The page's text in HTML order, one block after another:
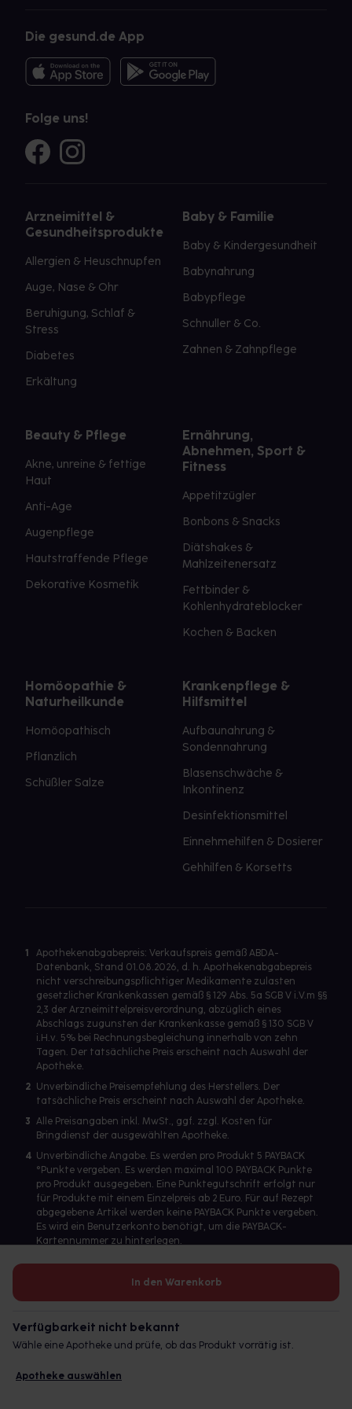
In den Warenkorb
Verfügbarkeit nicht bekannt
Wähle eine Apotheke und prüfe, ob das Produkt vorrätig ist.
Apotheke auswählen
Die gesund.de App
Folge uns!
Arzneimittel &
Gesundheitsprodukte
Allergien & Heuschnupfen
Auge, Nase & Ohr
Beruhigung, Schlaf &
Stress
Diabetes
Erkältung
Baby & Familie
Baby & Kindergesundheit
Babynahrung
Babypflege
Schnuller & Co.
Zahnen & Zahnpflege
Beauty & Pflege
Akne, unreine & fettige
Haut
Anti-Age
Augenpflege
Hautstraffende Pflege
Dekorative Kosmetik
Ernährung,
Abnehmen, Sport &
Fitness
Appetitzügler
Bonbons & Snacks
Diätshakes &
Mahlzeitenersatz
Fettbinder &
Kohlenhydrateblocker
Kochen & Backen
Homöopathie &
Naturheilkunde
Homöopathisch
Pflanzlich
Schüßler Salze
Krankenpflege &
Hilfsmittel
Aufbaunahrung &
Sondennahrung
Blasenschwäche &
Inkontinenz
Desinfektionsmittel
Einnehmehilfen & Dosierer
Gehhilfen & Korsetts
1
Apothekenabgabepreis: Verkaufspreis gemäß ABDA-
Datenbank, Stand 01.08.2026, d. h. Apothekenabgabepreis
nicht verschreibungspflichtiger Medikamente zulasten
gesetzlicher Krankenkassen gemäß § 129 Abs. 5a SGB V i.V.m §§
2,3 der Arzneimittelpreisverordnung, abzüglich eines
Abschlags zugunsten der Krankenkasse gemäß § 130 SGB V
i.H.v. 5% bei Rechnungsbegleichung innerhalb von zehn
Tagen. Der tatsächliche Preis erscheint nach Auswahl der
Apotheke.
2 Unverbindliche Preisempfehlung des Herstellers. Der
tatsächliche Preis erscheint nach Auswahl der Apotheke.
3 Alle Preisangaben inkl. MwSt., ggf. zzgl. Kosten für
Bringdienst der ausgewählten Apotheke.
4 Unverbindliche Angabe. Es werden pro Produkt 5 PAYBACK
°Punkte vergeben. Es werden maximal 100 PAYBACK Punkte
pro Produkt ausgegeben. Eine Punktegutschrift erfolgt nur
für Produkte mit einem Einzelpreis ab 2 Euro. Für auf Rezept
abgegebene Artikel werden keine PAYBACK Punkte vergeben.
Es wird ein Benutzerkonto benötigt, um die PAYBACK-
Kartennummer zu hinterlegen.
Betreiber des Portals und verantwortlich: gesund.de GmbH &
© 2026 gesund.de GmbH & Co. KG